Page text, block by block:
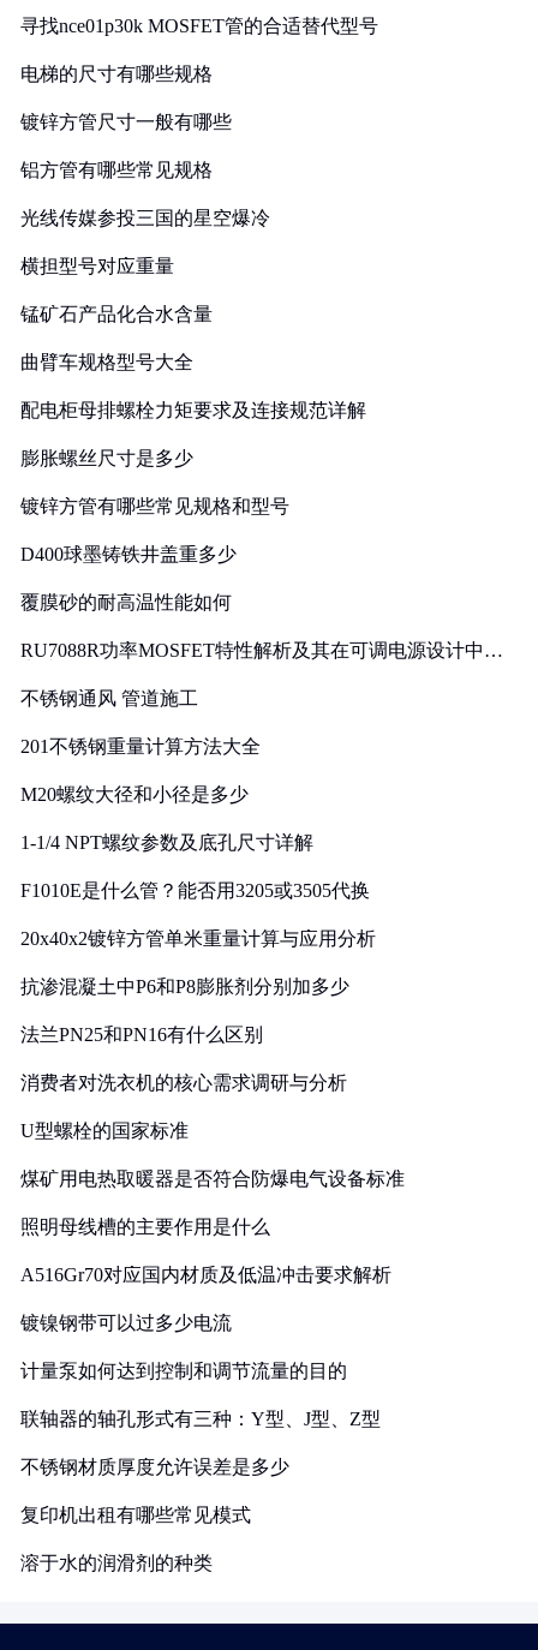
寻找nce01p30k MOSFET管的合适替代型号
电梯的尺寸有哪些规格
镀锌方管尺寸一般有哪些
铝方管有哪些常见规格
光线传媒参投三国的星空爆冷
横担型号对应重量
锰矿石产品化合水含量
曲臂车规格型号大全
配电柜母排螺栓力矩要求及连接规范详解
膨胀螺丝尺寸是多少
镀锌方管有哪些常见规格和型号
D400球墨铸铁井盖重多少
覆膜砂的耐高温性能如何
RU7088R功率MOSFET特性解析及其在可调电源设计中的
不锈钢通风 管道施工
201不锈钢重量计算方法大全
M20螺纹大径和小径是多少
1-1/4 NPT螺纹参数及底孔尺寸详解
F1010E是什么管？能否用3205或3505代换
20x40x2镀锌方管单米重量计算与应用分析
抗渗混凝土中P6和P8膨胀剂分别加多少
法兰PN25和PN16有什么区别
消费者对洗衣机的核心需求调研与分析
U型螺栓的国家标准
煤矿用电热取暖器是否符合防爆电气设备标准
照明母线槽的主要作用是什么
A516Gr70对应国内材质及低温冲击要求解析
镀镍钢带可以过多少电流
计量泵如何达到控制和调节流量的目的
联轴器的轴孔形式有三种：Y型、J型、Z型
不锈钢材质厚度允许误差是多少
复印机出租有哪些常见模式
溶于水的润滑剂的种类